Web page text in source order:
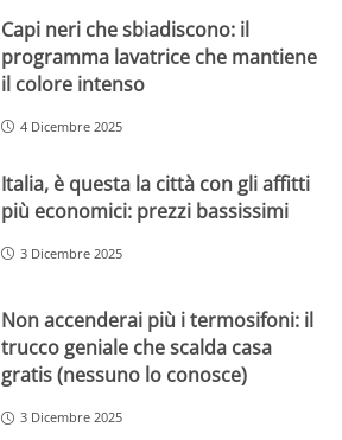
Capi neri che sbiadiscono: il
programma lavatrice che mantiene
il colore intenso
4 Dicembre 2025
Italia, è questa la città con gli affitti
più economici: prezzi bassissimi
3 Dicembre 2025
Non accenderai più i termosifoni: il
trucco geniale che scalda casa
gratis (nessuno lo conosce)
3 Dicembre 2025